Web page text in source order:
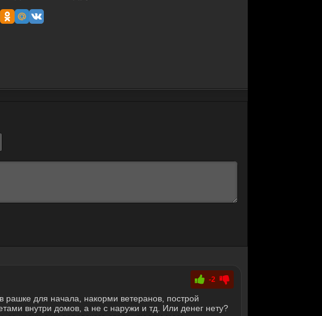
-2
рашке для начала, накорми ветеранов, построй
внутри домов, а не с наружи и тд. Или денег нету?